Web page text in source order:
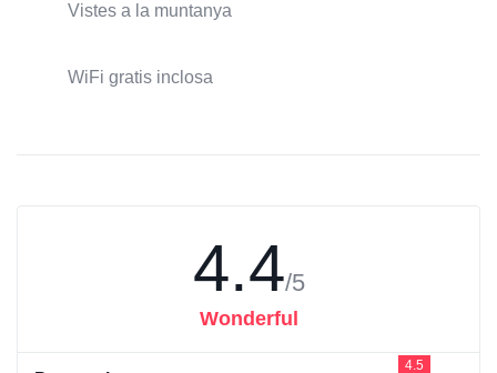
Vistes a la muntanya
WiFi gratis inclosa
4.4/5
Wonderful
4.5